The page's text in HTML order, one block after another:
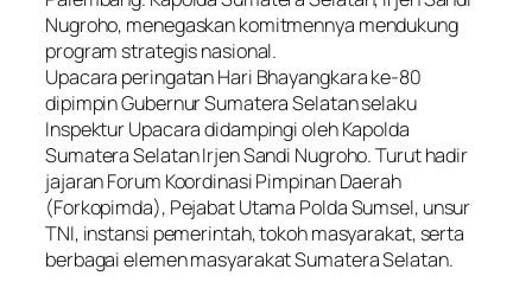
Nugroho, menegaskan komitmennya mendukung
program strategis nasional.
Upacara peringatan Hari Bhayangkara ke-80
dipimpin Gubernur Sumatera Selatan selaku
Inspektur Upacara didampingi oleh Kapolda
Sumatera Selatan Irjen Sandi Nugroho. Turut hadir
jajaran Forum Koordinasi Pimpinan Daerah
(Forkopimda), Pejabat Utama Polda Sumsel, unsur
TNI, instansi pemerintah, tokoh masyarakat, serta
berbagai elemen masyarakat Sumatera Selatan.